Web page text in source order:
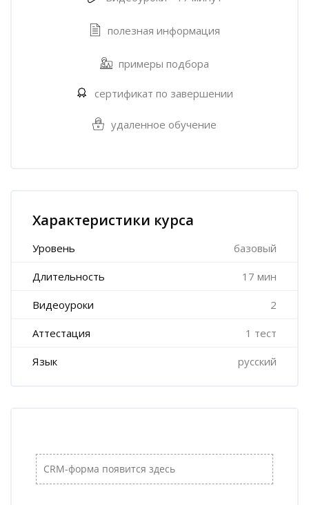
полезная информация
примеры подбора
сертификат по завершении
удаленное обучение
Характеристики курса
Уровень базовый
Длительность 17 мин
Видеоуроки 2
Аттестация 1 тест
Язык русский